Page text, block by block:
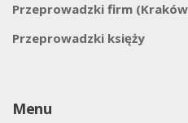
Przeprowadzki firm
Przeprowadzki księży
Menu